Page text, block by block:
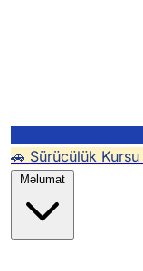
🚗 Sürücülük Kursu
Məlumat